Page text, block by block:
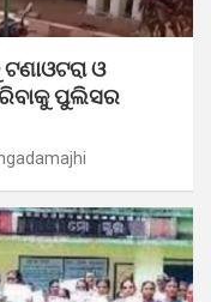
ଓ
ପୁଲିସର